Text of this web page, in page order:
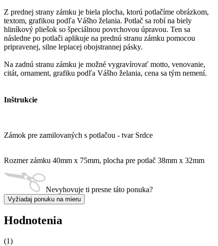
Z prednej strany zámku je biela plocha, ktorú potlačíme obrázkom,
textom, grafikou podľa Vášho želania. Potlač sa robí na biely
hliníkový pliešok so špeciálnou povrchovou úpravou. Ten sa
následne po potlači aplikuje na prednú stranu zámku pomocou
pripravenej, silne lepiacej obojstrannej pásky.
Na zadnú stranu zámku je možné vygravírovať motto, venovanie,
citát, ornament, grafiku podľa Vášho želania, cena sa tým nemení.
Inštrukcie
Zámok pre zamilovaných s potlačou - tvar Srdce
Rozmer zámku 40mm x 75mm, plocha pre potlač 38mm x 32mm
Nevyhovuje ti presne táto ponuka?
Vyžiadaj ponuku na mieru
Hodnotenia
(1)